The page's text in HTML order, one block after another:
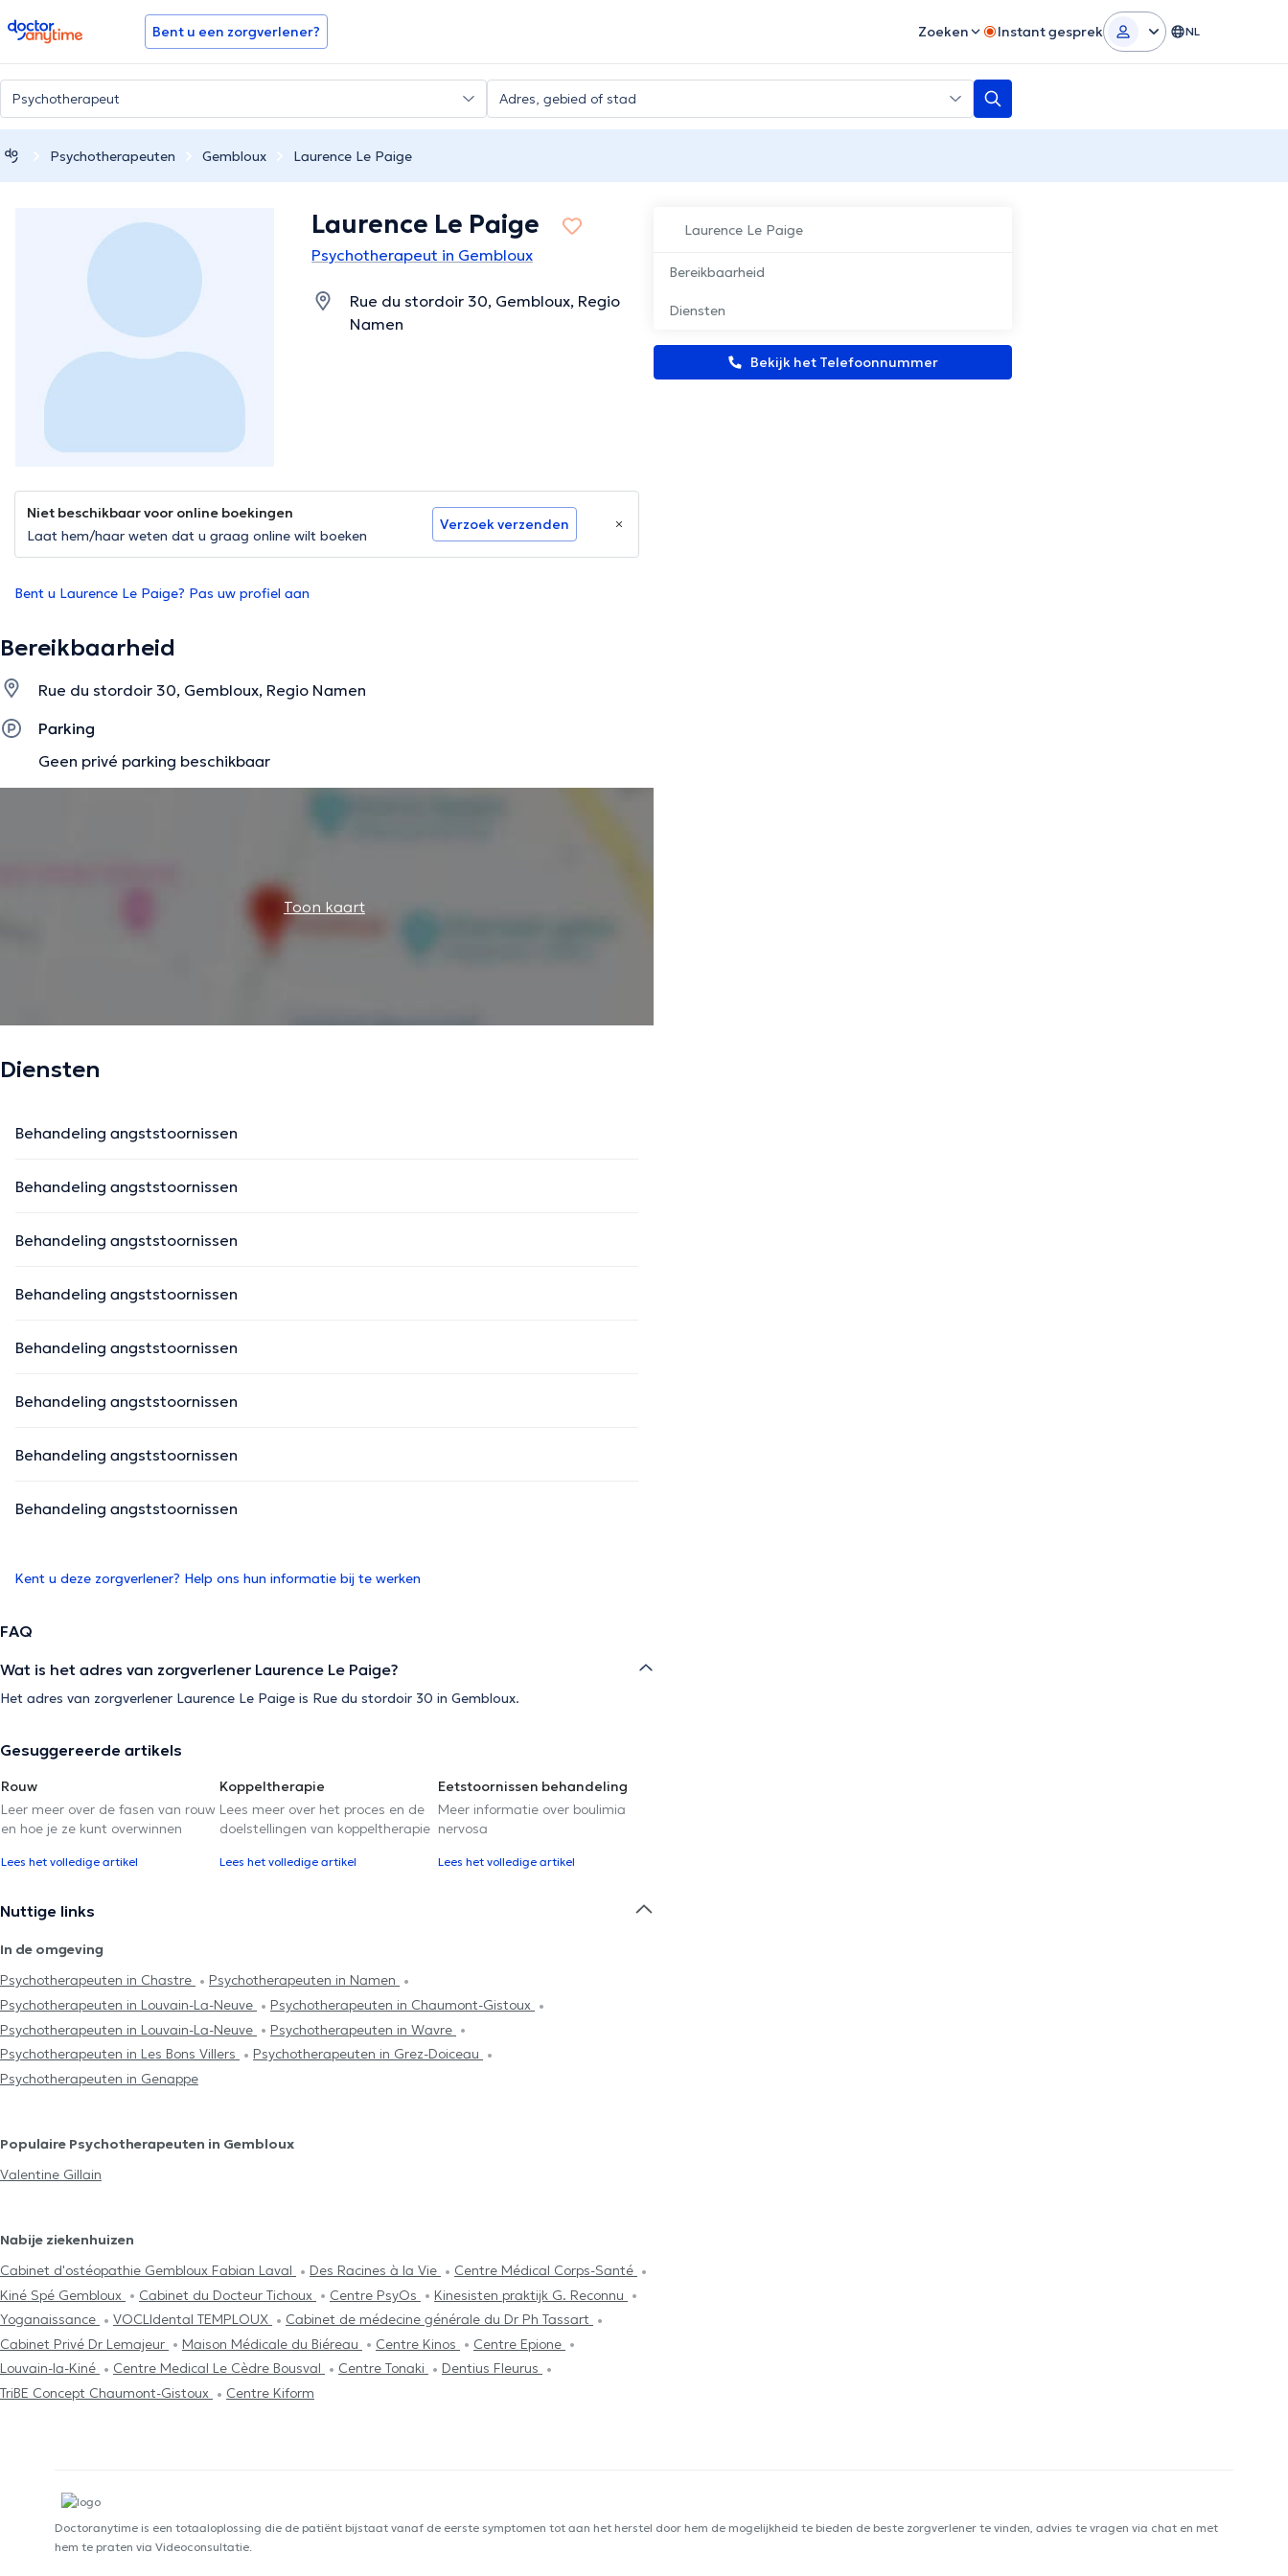
doctoranytime Bent u een zorgverlener? Zoeken Instant gesprek NL
Psychotherapeuten Gembloux Laurence Le Paige
Laurence Le Paige
Bereikbaarheid
Diensten
Bekijk het Telefoonnummer
Laurence Le Paige
Psychotherapeut in Gembloux
Rue du stordoir 30, Gembloux, Regio
Namen
Niet beschikbaar voor online boekingen
Laat hem/haar weten dat u graag online wilt boeken
Verzoek verzenden
Bent u Laurence Le Paige? Pas uw profiel aan
Bereikbaarheid
Rue du stordoir 30, Gembloux, Regio Namen
Parking
Geen privé parking beschikbaar
Toon kaart
Diensten
Behandeling angststoornissen
Behandeling angststoornissen
Behandeling angststoornissen
Behandeling angststoornissen
Behandeling angststoornissen
Behandeling angststoornissen
Behandeling angststoornissen
Behandeling angststoornissen
Kent u deze zorgverlener? Help ons hun informatie bij te werken
FAQ
Wat is het adres van zorgverlener Laurence Le Paige?
Het adres van zorgverlener Laurence Le Paige is Rue du stordoir 30 in Gembloux.
Gesuggereerde artikels
Rouw
Leer meer over de fasen van rouw
en hoe je ze kunt overwinnen
Lees het volledige artikel
Koppeltherapie
Lees meer over het proces en de
doelstellingen van koppeltherapie
Lees het volledige artikel
Eetstoornissen behandeling
Meer informatie over boulimia
nervosa
Lees het volledige artikel
Nuttige links
In de omgeving
Psychotherapeuten in Chastre
Psychotherapeuten in Namen
Psychotherapeuten in Louvain-La-Neuve
Psychotherapeuten in Chaumont-Gistoux
Psychotherapeuten in Louvain-La-Neuve
Psychotherapeuten in Wavre
Psychotherapeuten in Les Bons Villers
Psychotherapeuten in Grez-Doiceau
Psychotherapeuten in Genappe
Populaire Psychotherapeuten in Gembloux
Valentine Gillain
Nabije ziekenhuizen
Cabinet d'ostéopathie Gembloux Fabian Laval
Des Racines à la Vie
Centre Médical Corps-Santé
Kiné Spé Gembloux
Cabinet du Docteur Tichoux Centre PsyOs
Kinesisten praktijk G. Reconnu
Yoganaissance
VOCLIdental TEMPLOUX
Cabinet de médecine générale du Dr Ph Tassart
Cabinet Privé Dr Lemajeur
Maison Médicale du Biéreau Centre Kinos
Centre Epione
Louvain-la-Kiné
Centre Medical Le Cèdre Bousval Centre Tonaki
Dentius Fleurus
TriBE Concept Chaumont-Gistoux
Centre Kiform
Doctoranytime is een totaaloplossing die de patiënt bijstaat vanaf de eerste symptomen tot aan het herstel door hem de mogelijkheid te bieden de beste zorgverlener te vinden, advies te vragen via chat en met
hem te praten via Videoconsultatie.